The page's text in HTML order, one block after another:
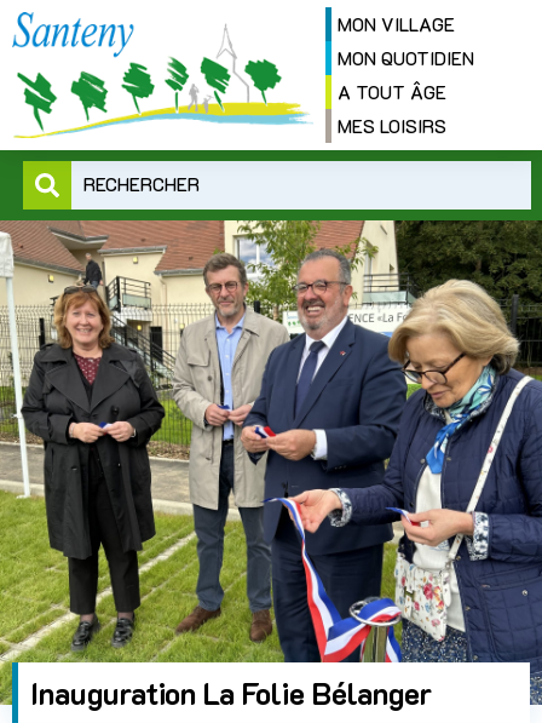
MON VILLAGE
MON QUOTIDIEN
A TOUT ÂGE
MES LOISIRS
RECHERCHER
Inauguration La Folie Bélanger